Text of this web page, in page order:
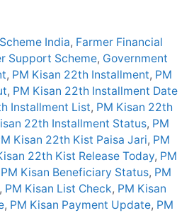
India, Farmer Financial
Support Scheme, Government
, PM Kisan 22th Installment, PM
, PM Kisan 22th Installment Date
Installment List, PM Kisan 22th
22th Installment Status, PM
Kisan 22th Kist Paisa Jari, PM
22th Kist Release Today, PM
PM Kisan Beneficiary Status, PM
, PM Kisan List Check, PM Kisan
, PM Kisan Payment Update, PM